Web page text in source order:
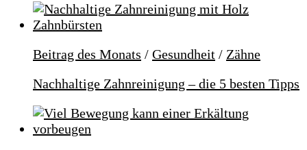
Beitrag des Monats / Gesundheit / Zähne
Nachhaltige Zahnreinigung – die 5 besten Tipps